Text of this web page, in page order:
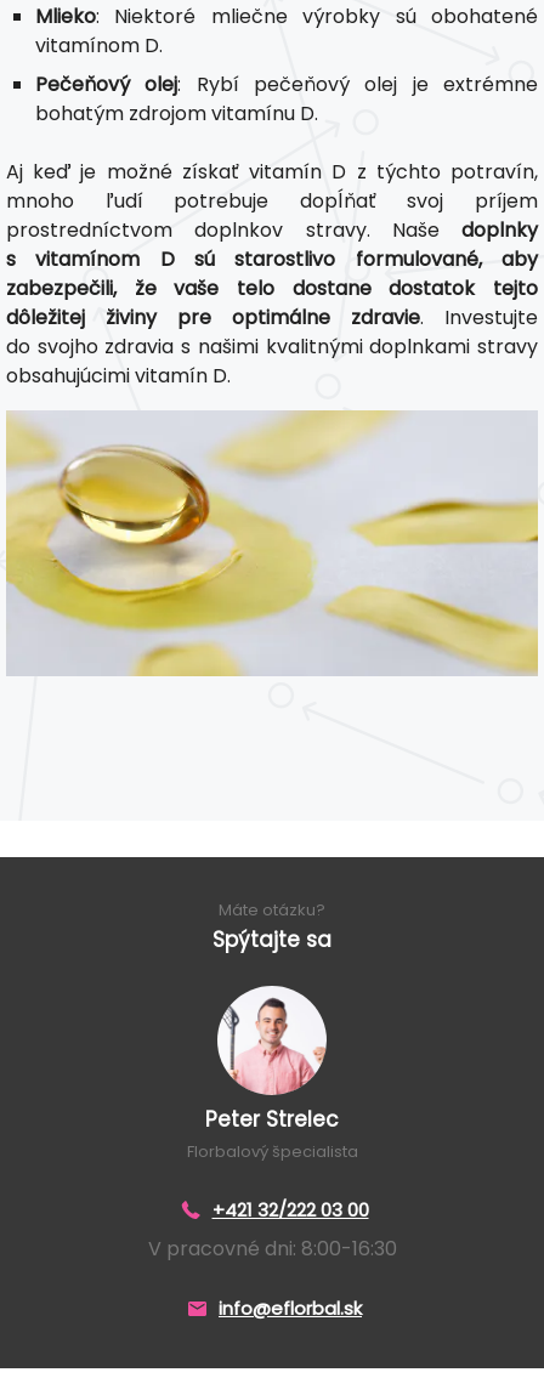
Mlieko: Niektoré mliečne výrobky sú obohatené
vitamínom D.
Pečeňový olej: Rybí pečeňový olej je extrémne
bohatým zdrojom vitamínu D.
Aj keď je možné získať vitamín D z týchto potravín,
mnoho ľudí potrebuje dopĺňať svoj príjem
prostredníctvom doplnkov stravy. Naše doplnky
s vitamínom D sú starostlivo formulované, aby
zabezpečili, že vaše telo dostane dostatok tejto
dôležitej živiny pre optimálne zdravie. Investujte
do svojho zdravia s našimi kvalitnými doplnkami stravy
obsahujúcimi vitamín D.
Máte otázku?
Spýtajte sa
Peter Strelec
Florbalový špecialista
+421 32/222 03 00
V pracovné dni: 8:00-16:30
info@eflorbal.sk